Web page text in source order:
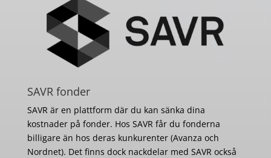
SAVR fonder
SAVR är en plattform där du kan sänka dina
kostnader på fonder. Hos SAVR får du fonderna
billigare än hos deras kunkurenter (Avanza och
Nordnet). Det finns dock nackdelar med SAVR också